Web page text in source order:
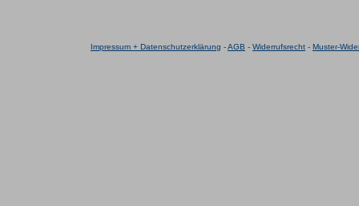
Impressum + Datenschutzerklärung -AGB - Widerrufsrecht - Muster-